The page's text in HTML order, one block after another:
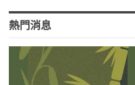
熱門消息